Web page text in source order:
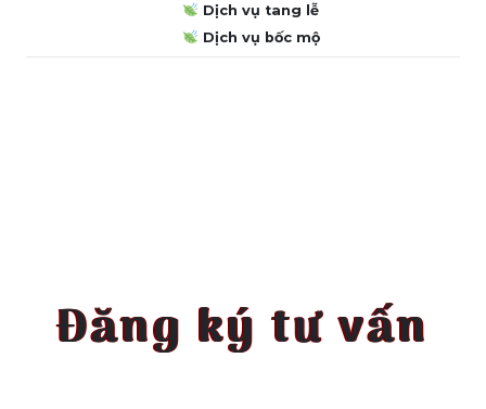
Dịch vụ tang lễ
Dịch vụ bốc mộ
Đăng ký tư vấn